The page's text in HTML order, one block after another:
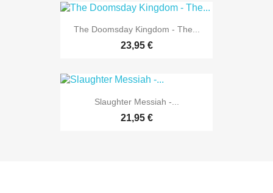
The Doomsday Kingdom - The...
23,95 €
Slaughter Messiah -...
21,95 €